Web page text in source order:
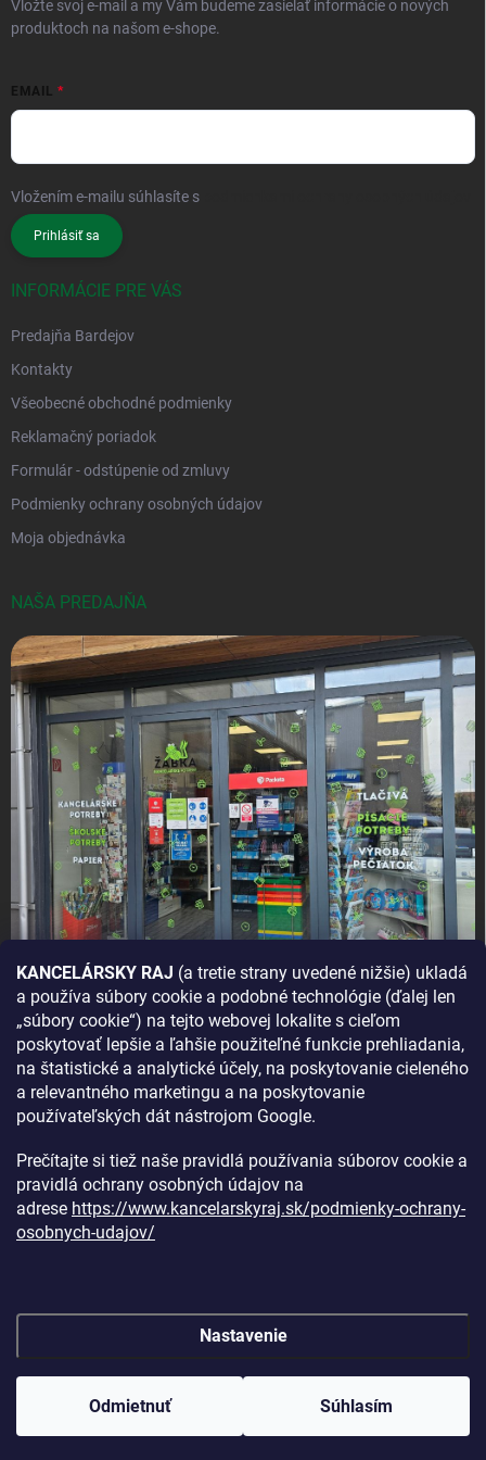
KANCELÁRSKY RAJ (a tretie strany uvedené nižšie) ukladá
a používa súbory cookie a podobné technológie (ďalej len
„súbory cookie“) na tejto webovej lokalite s cieľom
poskytovať lepšie a ľahšie použiteľné funkcie prehliadania,
na štatistické a analytické účely, na poskytovanie cieleného
a relevantného marketingu a na poskytovanie
používateľských dát nástrojom Google.
Prečítajte si tiež naše pravidlá používania súborov cookie a
pravidlá ochrany osobných údajov na
adrese https://www.kancelarskyraj.sk/podmienky-ochrany-
osobnych-udajov/
Nastavenie
Odmietnuť Súhlasím
Vložte svoj e-mail a my Vám budeme zasielať informácie o nových
produktoch na našom e-shope.
EMAIL
Vložením e-mailu súhlasíte s
Prihlásiť sa
INFORMÁCIE PRE VÁS
Predajňa Bardejov
Kontakty
Všeobecné obchodné podmienky
Reklamačný poriadok
Formulár - odstúpenie od zmluvy
Podmienky ochrany osobných údajov
Moja objednávka
NAŠA PREDAJŇA
AKO SA K NÁM DOSTANETE?
Vytvoril Shoptet
Copyright 2026Kancelársky raj. Všetky práva vyhradené.Upraviť